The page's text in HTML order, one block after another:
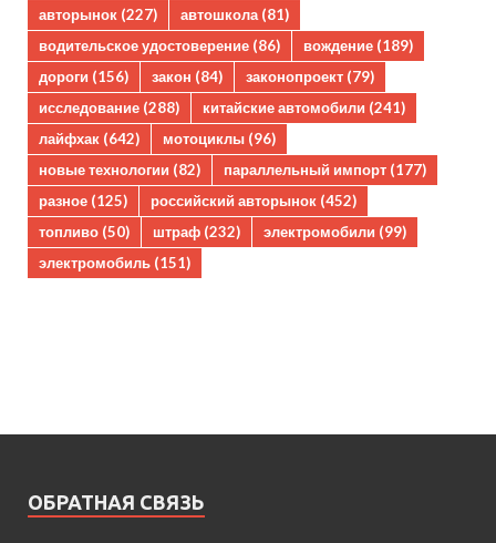
авторынок (227) автошкола(81)
водительское удостоверение (86) вождение (189)
дороги (156) закон (84) законопроект (79)
исследование (288) китайские автомобили (241)
лайфхак (642) мотоциклы (96)
новые технологии (82) параллельный импорт (177)
разное (125) российский авторынок (452)
топливо (50) штраф (232) электромобили (99)
электромобиль (151)
ОБРАТНАЯ СВЯЗЬ